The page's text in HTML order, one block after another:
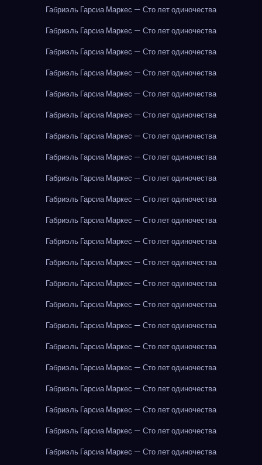
Габриэль Гарсиа Маркес — Сто лет одиночества
Габриэль Гарсиа Маркес — Сто лет одиночества
Габриэль Гарсиа Маркес — Сто лет одиночества
Габриэль Гарсиа Маркес — Сто лет одиночества
Габриэль Гарсиа Маркес — Сто лет одиночества
Габриэль Гарсиа Маркес — Сто лет одиночества
Габриэль Гарсиа Маркес — Сто лет одиночества
Габриэль Гарсиа Маркес — Сто лет одиночества
Габриэль Гарсиа Маркес — Сто лет одиночества
Габриэль Гарсиа Маркес — Сто лет одиночества
Габриэль Гарсиа Маркес — Сто лет одиночества
Габриэль Гарсиа Маркес — Сто лет одиночества
Габриэль Гарсиа Маркес — Сто лет одиночества
Габриэль Гарсиа Маркес — Сто лет одиночества
Габриэль Гарсиа Маркес — Сто лет одиночества
Габриэль Гарсиа Маркес — Сто лет одиночества
Габриэль Гарсиа Маркес — Сто лет одиночества
Габриэль Гарсиа Маркес — Сто лет одиночества
Габриэль Гарсиа Маркес — Сто лет одиночества
Габриэль Гарсиа Маркес — Сто лет одиночества
Габриэль Гарсиа Маркес — Сто лет одиночества
Габриэль Гарсиа Маркес — Сто лет одиночества